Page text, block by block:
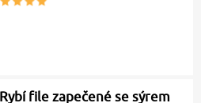
Rybí file zapečené se sýrem